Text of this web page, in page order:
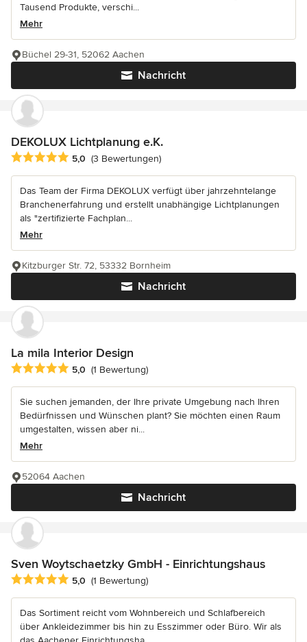
Tausend Produkte, verschi...
Mehr
Nachricht
Büchel 29-31, 52062 Aachen
DEKOLUX Lichtplanung e.K.
Durchschnittliche Bewertung: 5 von 5 Sternen
5,0 (3 Bewertungen)
Das Team der Firma DEKOLUX verfügt über jahrzehntelange
Branchenerfahrung und erstellt unabhängige Lichtplanungen
als "zertifizierte Fachplan...
Mehr
Nachricht
Kitzburger Str. 72, 53332 Bornheim
La mila Interior Design
Durchschnittliche Bewertung: 5 von 5 Sternen
5,0 (1 Bewertung)
Sie suchen jemanden, der Ihre private Umgebung nach Ihren
Bedürfnissen und Wünschen plant? Sie möchten einen Raum
umgestalten, wissen aber ni...
Mehr
Nachricht
52064 Aachen
Sven Woytschaetzky GmbH - Einrichtungshaus
Durchschnittliche Bewertung: 5 von 5 Sternen
5,0 (1 Bewertung)
Das Sortiment reicht vom Wohnbereich und Schlafbereich
über Ankleidezimmer bis hin zu Esszimmer oder Büro. Wir als